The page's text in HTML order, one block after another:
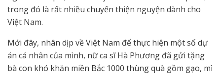
trong đó là rất nhiều chuyến thiện nguyện dành cho
Việt Nam.
Mới đây, nhân dịp về Việt Nam để thực hiện một số dự
án cá nhân của mình, nữ ca sĩ Hà Phương đã gửi tặng
bà con khó khăn miền Bắc 1000 thùng quà gồm gạo, mì